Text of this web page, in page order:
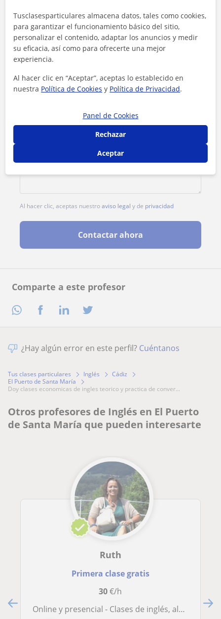
Comparte a este profesor
Tarifa 10€/h
1ª clase gratis
Al hacer clic, aceptas nuestroaviso legal y de privacidad
Contactar ahora
¿Hay algún error en este perfil? Cuéntanos
Tus clases particulares Inglés
Cádiz
El Puerto de Santa María
doy clases economicas de ingles teorico y practica de conver...
Otros profesores de Inglés en El Puerto
de Santa María que pueden interesarte
Ruth
Primera clase gratis
30€/h
Online y presencial - Clases de inglés, alemán y francés
Tusclasesparticulares almacena datos, tales como cookies,
para garantizar el funcionamiento básico del sitio,
personalizar el contenido, adaptar los anuncios y medir
su eficacia, así como para ofrecerte una mejor
experiencia.
Al hacer clic en “Aceptar”, aceptas lo establecido en
nuestra Política de Cookies y Política de Privacidad.
Panel de Cookies
Rechazar
Aceptar